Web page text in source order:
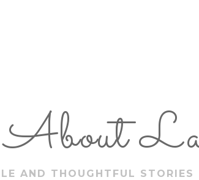
AND THOUGHTFUL STORIES